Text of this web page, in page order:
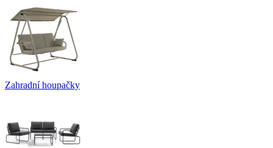
Zahradní houpačky